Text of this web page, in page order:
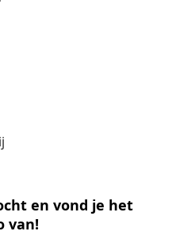
en vond je het
van!